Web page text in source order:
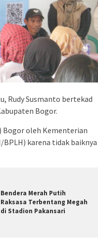
Rudy Susmanto bertekad
Bogor.
Bogor oleh Kementerian
karena tidak baiknya
Bendera Merah Putih
Raksasa Terbentang Megah
di Stadion Pakansari